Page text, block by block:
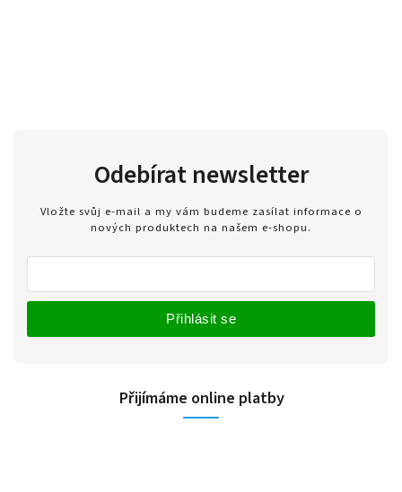
Odebírat newsletter
Vložte svůj e-mail a my vám budeme zasílat informace o
nových produktech na našem e-shopu.
Přihlásit se
Přijímáme online platby